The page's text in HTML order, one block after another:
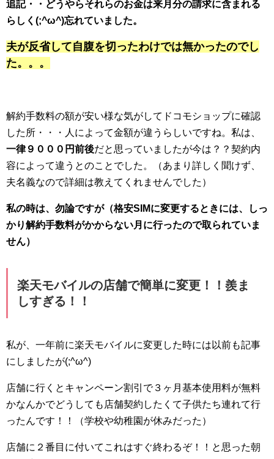
追記・・どうやらそれらのお金は来月分の請求に含まれる
らしく(;^ω^)忘れていました。
夫が反省して自腹を切ったわけでは無かったのでし
た。。。
解約手数料の額が安い様な気がしてドコモショップに確認
した所・・・人によって金額が違うらしいですね。私は、
一律９０００円前後だと思っていましたが今は？？契約内
容によって違うとのことでした。（あまり詳しく聞けず、
夫名義なので詳細は教えてくれませんでした）
私の時は、勿論ですが（格安SIMに変更するときには、しっ
かり解約手数料がかからない月に行ったので取られていま
せん）
楽天モバイルの店舗で簡単に変更！！羨ま
しすぎる！！
私が、一年前に楽天モバイルに変更した時には以前も記事
にしましたが(;^ω^)
店舗に行くとキャンペーン割引で３ヶ月基本使用料が無料
かなんかでどうしても店舗契約したくて子供たち連れて行
ったんです！！（学校や幼稚園が休みだった）
店舗に２番目に付いてこれはすぐ終わるぞ！！と思った朝